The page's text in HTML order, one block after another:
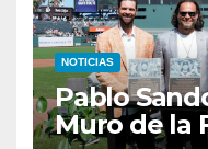
NOTICIAS
Pablo
Muro de la